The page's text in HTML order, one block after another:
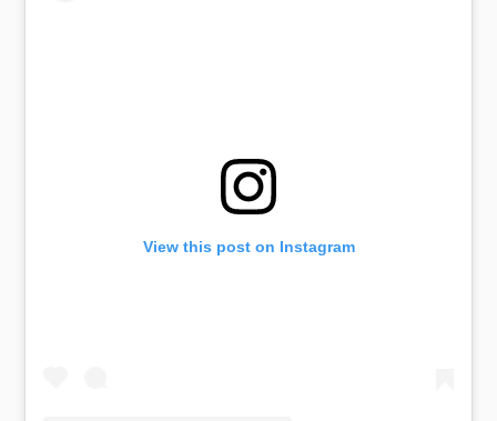
View this post on Instagram